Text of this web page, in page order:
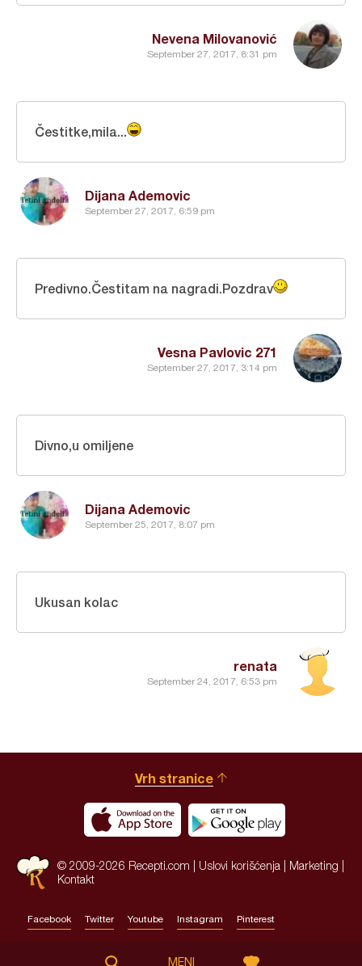
Nevena Milovanović
September 27, 2017, 8:31 pm
Dijana Ademovic
September 27, 2017, 6:59 pm
Čestitke,mila...
Vesna Pavlovic 271
September 27, 2017, 3:14 pm
Predivno.Čestitam na nagradi.Pozdrav
Dijana Ademovic
September 25, 2017, 8:07 pm
Divno,u omiljene
renata
September 24, 2017, 6:53 pm
Ukusan kolac
Vrh stranice
© 2009-2026 Recepti.com | Uslovi korišćenja| Marketing
Kontakt
Facebook Twitter Youtube Instagram Pinterest